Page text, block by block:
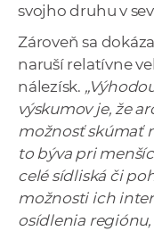
svojho druhu v
Zároveň sa
naruší relatívne
nálezísk.
výskumov je, že
možnosť skúmať
to býva pri
celé sídliská či
možnosti ich
osídlenia